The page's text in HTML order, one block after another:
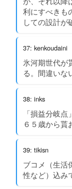
利にすべきも
しての設計が
37: kenkoudaini
氷河期世代が
る。間違いな
38: inks
「損益分岐
６５歳から貰
39: tikisn
ブコメ（生活
性など）込み